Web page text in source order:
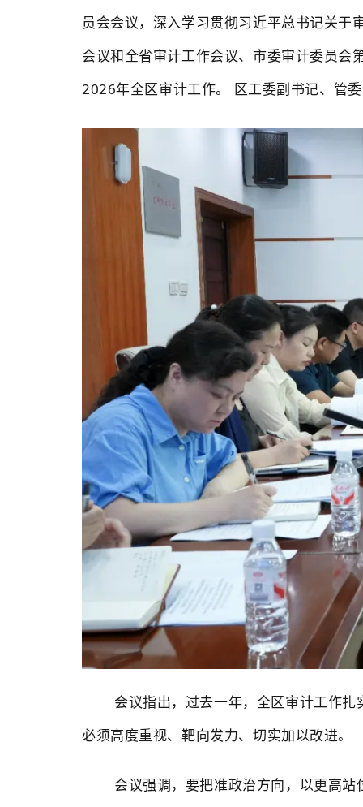
员会会议，深入学习贯彻习近平总书记关于
会议和全省审计工作会议、市委审计委员会
2026年全区审计工作。 区工委副书记、管
会议指出，过去一年，全区审计工作
必须高度重视、靶向发力、切实加以改进。
会议强调，要把准政治方向，以更高